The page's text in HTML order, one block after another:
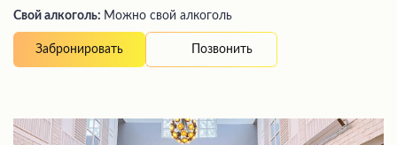
Свой алкоголь: Можно свой алкоголь
Забронировать Позвонить